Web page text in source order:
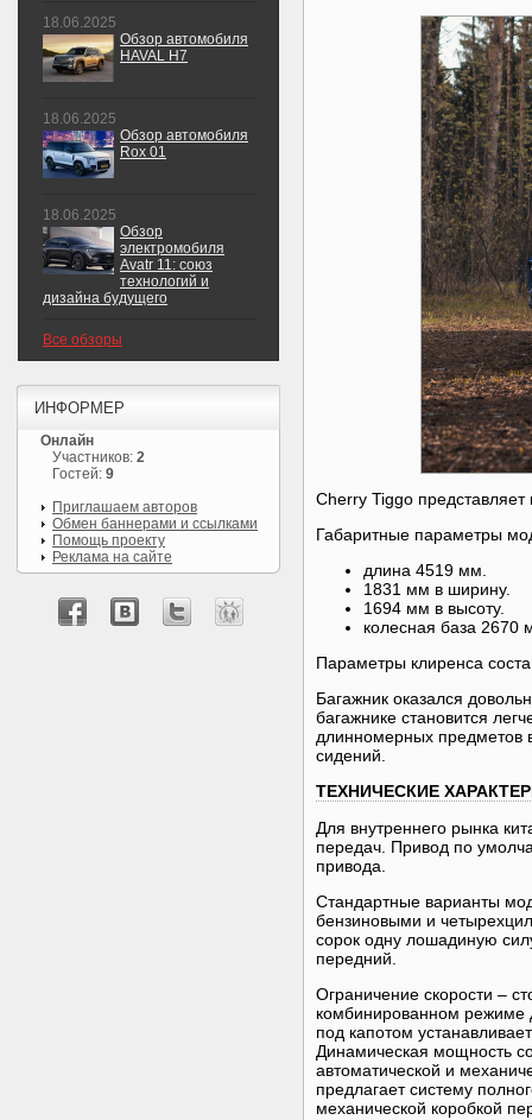
Cherry Tiggo
Габаритные параметры
длина 4519 мм.
1831 мм в ширину.
1694 мм в высоту.
колесная база 2670
Параметры клиренса
Багажник оказался
багажнике становится
длинномерных предметов
сидений.
ТЕХНИЧЕСКИЕ
Для внутреннего рынка
передач. Привод по
привода.
Стандартные варианты
бензиновыми и
сорок одну лошадиную
передний.
Ограничение скорости –
комбинированном режиме
под капотом
Динамическая мощность
автоматической и
предлагает систему
механической коробкой
18.06.2025
Обзор автомобиля
HAVAL H7
18.06.2025
Обзор автомобиля
Rox 01
18.06.2025
Обзор
электромобиля
Avatr 11: союз
технологий и
дизайна будущего
Все обзоры
ИНФОРМЕР
Онлайн
Участников: 2
Гостей: 9
Приглашаем авторов
Обмен баннерами и ссылками
Помощь проекту
Реклама на сайте